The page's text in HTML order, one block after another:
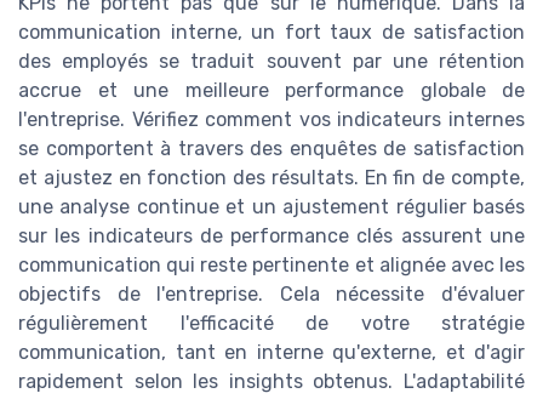
communication interne, un fort taux de satisfaction
des employés se traduit souvent par une rétention
accrue et une meilleure performance globale de
l'entreprise. Vérifiez comment vos indicateurs internes
se comportent à travers des enquêtes de satisfaction
et ajustez en fonction des résultats. En fin de compte,
une analyse continue et un ajustement régulier basés
sur les indicateurs de performance clés assurent une
communication qui reste pertinente et alignée avec les
objectifs de l'entreprise. Cela nécessite d'évaluer
régulièrement l'efficacité de votre stratégie
communication, tant en interne qu'externe, et d'agir
rapidement selon les insights obtenus. L'adaptabilité